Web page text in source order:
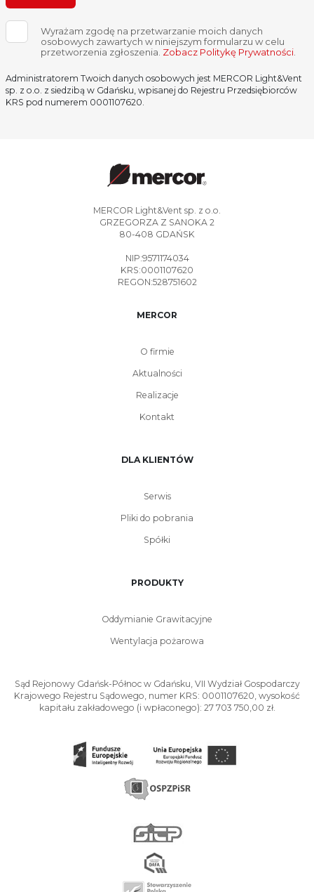
Wyrażam zgodę na przetwarzanie moich danych
osobowych zawartych w niniejszym formularzu w celu
przetworzenia zgłoszenia. Zobacz Politykę Prywatności.
Administratorem Twoich danych osobowych jest MERCOR Light&Vent
sp. z o.o. z siedzibą w Gdańsku, wpisanej do Rejestru Przedsiębiorców
KRS pod numerem 0001107620.
MERCOR Light&Vent sp. z o.o.
GRZEGORZA Z SANOKA 2
80-408 GDAŃSK
NIP:9571174034
KRS:0001107620
REGON:528751602
MERCOR
O firmie
Aktualności
Realizacje
Kontakt
DLA KLIENTÓW
Serwis
Pliki do pobrania
Spółki
PRODUKTY
Oddymianie Grawitacyjne
Wentylacja pożarowa
Sąd Rejonowy Gdańsk-Północ w Gdańsku, VII Wydział Gospodarczy
Krajowego Rejestru Sądowego, numer KRS: 0001107620, wysokość
kapitału zakładowego (i wpłaconego): 27 703 750,00 zł.